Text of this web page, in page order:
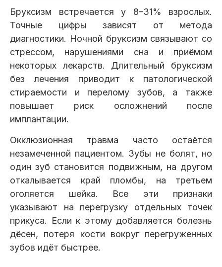
Бруксизм встречается у 8–31% взрослых.
Точные цифры зависят от метода
диагностики. Ночной бруксизм связывают со
стрессом, нарушениями сна и приёмом
некоторых лекарств. Длительный бруксизм
без лечения приводит к патологической
стираемости и перелому зубов, а также
повышает риск осложнений после
имплантации.
Окклюзионная травма часто остаётся
незамеченной пациентом. Зубы не болят, но
один зуб становится подвижным, на другом
откалывается край пломбы, на третьем
оголяется шейка. Все эти признаки
указывают на перегрузку отдельных точек
прикуса. Если к этому добавляется болезнь
дёсен, потеря кости вокруг перегруженных
зубов идёт быстрее.